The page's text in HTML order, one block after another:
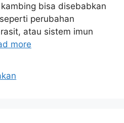
bisa disebabkan
perubahan
atau sistem imun
more